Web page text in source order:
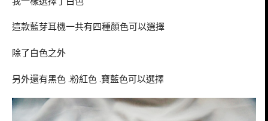
這款藍芽耳機一共有四種顏色可以選擇
除了白色之外
另外還有黑色 .粉紅色 .寶藍色可以選擇